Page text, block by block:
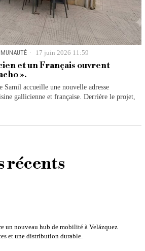
17 juin 2026 11:59
et un Français ouvrent
».
accueille une nouvelle adresse
gallicienne et française. Derrière le projet,
récents
un nouveau hub de mobilité à Velázquez
et une distribution durable.